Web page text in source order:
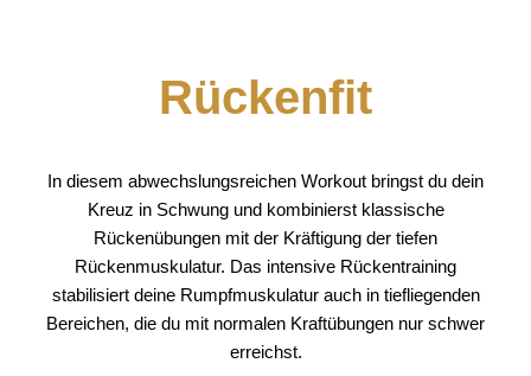
Rückenfit
In diesem abwechslungsreichen Workout bringst du dein
Kreuz in Schwung und kombinierst klassische
Rückenübungen mit der Kräftigung der tiefen
Rückenmuskulatur. Das intensive Rückentraining
stabilisiert deine Rumpfmuskulatur auch in tiefliegenden
Bereichen, die du mit normalen Kraftübungen nur schwer
erreichst.